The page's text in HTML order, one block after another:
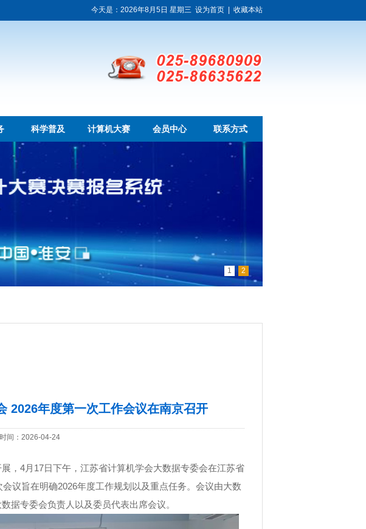
今天是：2026年8月5日 星期三 设为首页| 收藏本站
科学普及 计算机大赛 会员中心 联系方式
1 2
2026年度第一次工作会议在南京召开
间：2026-04-24
，4月17日下午，江苏省计算机学会大数据专委会在江苏省
议旨在明确2026年度工作规划以及重点任务。会议由大数
据专委会负责人以及委员代表出席会议。